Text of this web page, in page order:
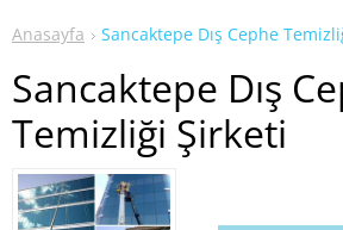
Anasayfa Sancaktepe Dış Cephe
Sancaktepe Dış
Temizliği Şirketi